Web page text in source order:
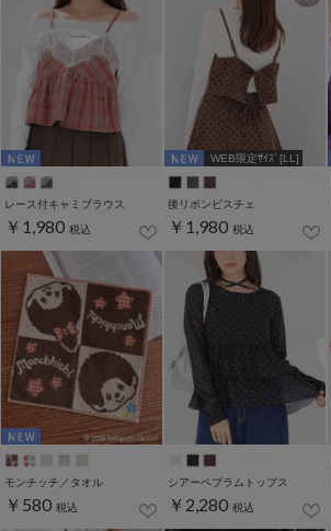
レース付キャミブラウス
￥1,980 税込
WEB限定ｻｲｽﾞ[LL]
後リボンビスチェ
￥1,980 税込
モンチッチ／タオル
￥580 税込
シアーペプラムトップス
￥2,280 税込